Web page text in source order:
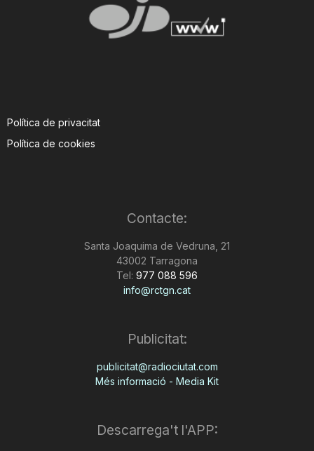
Política de privacitat
Política de cookies
Contacte:
Santa Joaquima de Vedruna, 21
43002 Tarragona
Tel: 977 088 596
info@rctgn.cat
Publicitat:
publicitat@radiociutat.com
Més informació - Media Kit
Descarrega't l'APP: